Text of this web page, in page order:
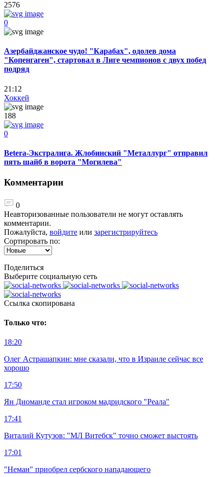
2576
0
Азербайджанское чудо! "Карабах", одолев дома
"Копенгаген", стартовал в Лиге чемпионов с двух побед
подряд
21:12
Хоккей
188
0
Betera-Экстралига. Жлобинский "Металлург" отправил
пять шайб в ворота "Могилева"
Комментарии
0
Неавторизованные пользователи не могут оставлять
комментарии.
Пожалуйста, войдите или зарегистрируйтесь
Сортировать по:
Поделиться
Выберите социальную сеть
Ccылка скопирована
Только что:
18:20
Олег Астрашапкин: мне сказали, что в Израиле сейчас все
хорошо
17:50
Ян Диоманде стал игроком мадридского "Реала"
17:41
Виталий Кутузов: "МЛ Витебск" точно сможет выстоять
17:01
"Неман" приобрел сербского нападающего